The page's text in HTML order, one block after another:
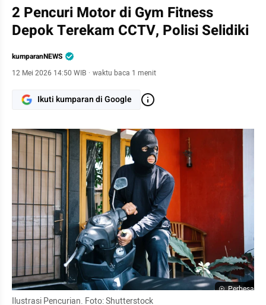
2 Pencuri Motor di Gym Fitness
Depok Terekam CCTV, Polisi Selidiki
kumparanNEWS
12 Mei 2026 14:50 WIB · waktu baca 1 menit
Ikuti kumparan di Google
Perbesar
Ilustrasi Pencurian. Foto: Shutterstock